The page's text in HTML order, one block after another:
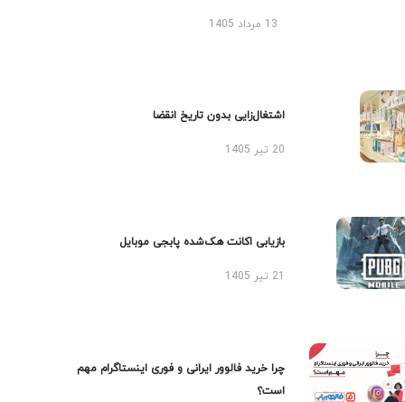
13 مرداد 1405
اشتغال‌زایی بدون تاریخ انقضا
20 تیر 1405
بازیابی اکانت هک‌شده پابجی موبایل
چرا خرید فالوور ایرانی و فوری اینستاگرام مهم
است؟